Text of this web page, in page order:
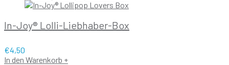
In-Joy® Lolli-Liebhaber-Box
€4,50
In den Warenkorb +